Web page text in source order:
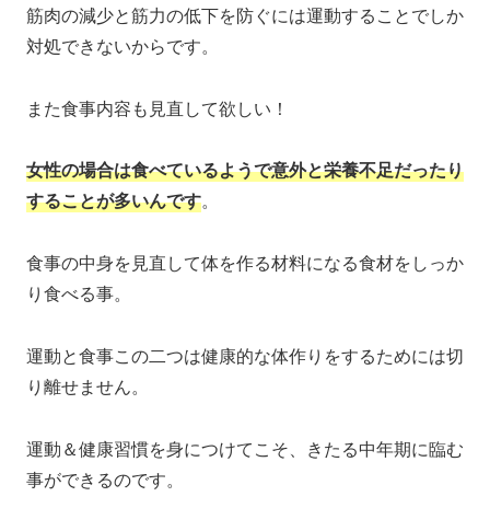
筋肉の減少と筋力の低下を防ぐには運動することでしか
対処できないからです。
また食事内容も見直して欲しい！
女性の場合は食べているようで意外と栄養不足だったり
することが多いんです。
食事の中身を見直して体を作る材料になる食材をしっか
り食べる事。
運動と食事この二つは健康的な体作りをするためには切
り離せません。
運動＆健康習慣を身につけてこそ、きたる中年期に臨む
事ができるのです。